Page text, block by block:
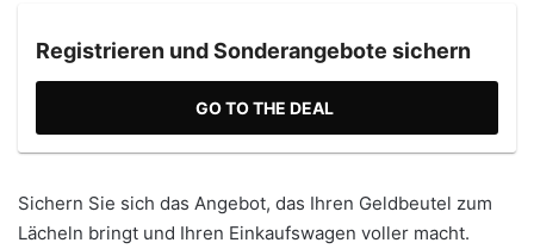
Registrieren und Sonderangebote sichern
GO TO THE DEAL
Sichern Sie sich das Angebot, das Ihren Geldbeutel zum
Lächeln bringt und Ihren Einkaufswagen voller macht.